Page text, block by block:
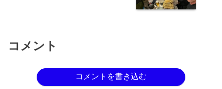
コメント
コメントを書き込む